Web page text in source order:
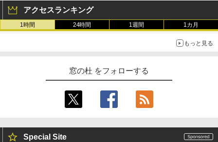
き、グラファイト
￥115,980
アクセスランキング
1時間 24時間 1週間 1カ月
もっと見る
窓の杜 をフォローする
Special Site